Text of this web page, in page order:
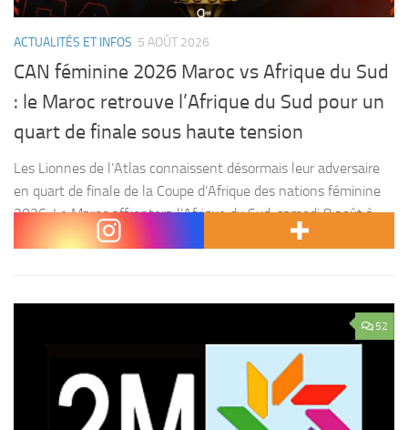
ACTUALITÉS ET INFOS 5 AOÛT 2026
CAN féminine 2026 Maroc vs Afrique du Sud
: le Maroc retrouve l’Afrique du Sud pour un
quart de finale sous haute tension
Les Lionnes de l’Atlas connaissent désormais leur adversaire
en quart de finale de la Coupe d’Afrique des nations féminine
2026. Le Maroc affrontera l’Afrique du Sud, samedi 8 août à
Rabat, dans un duel...
52